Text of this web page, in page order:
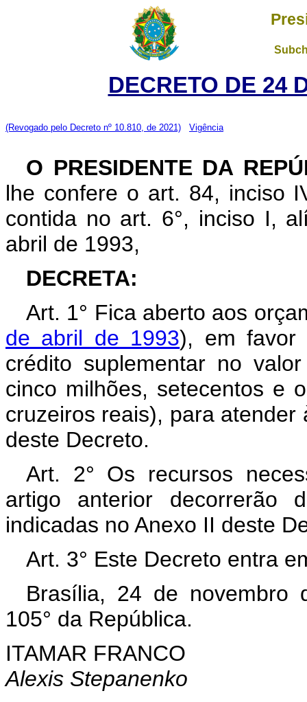
DECRETO DE 24
(Revogado pelo Decreto nº 10.810, de 2021) Vigência
O PRESIDENTE DA
lhe confere o art. 84, inciso
contida no art. 6°, inciso I,
abril de 1993,
DECRETA:
Art. 1° Fica aberto aos
de abril de 1993), em favor
crédito suplementar no
cinco milhões, setecentos e
cruzeiros reais), para
deste Decreto.
Art. 2° Os recursos
artigo anterior decorrerão
indicadas no Anexo II deste
Art. 3° Este Decreto entra
Brasília, 24 de novembro
105° da República.
ITAMAR FRANCO
Alexis Stepanenko